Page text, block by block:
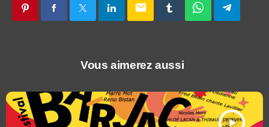
email
Vous aimerez aussi
play_arrow